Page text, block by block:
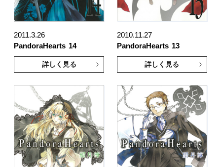
2011.3.26
PandoraHearts 14
詳しく見る
2010.11.27
PandoraHearts 13
詳しく見る